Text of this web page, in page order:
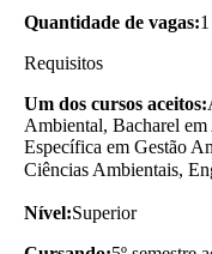
Quantidade de vagas:1
Requisitos
Um dos cursos aceitos:
Ambiental, Bacharel
Específica em Gestão
Ciências Ambientais,
Nível:Superior